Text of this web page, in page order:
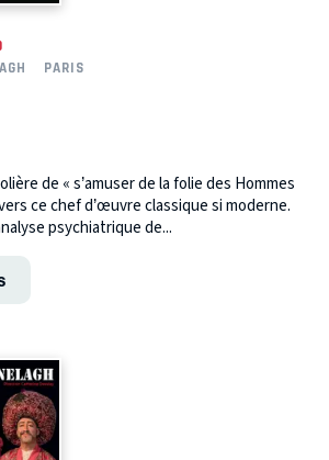
PARIS
de « s’amuser de la folie des Hommes
ce chef d’œuvre classique si moderne.
psychiatrique de...